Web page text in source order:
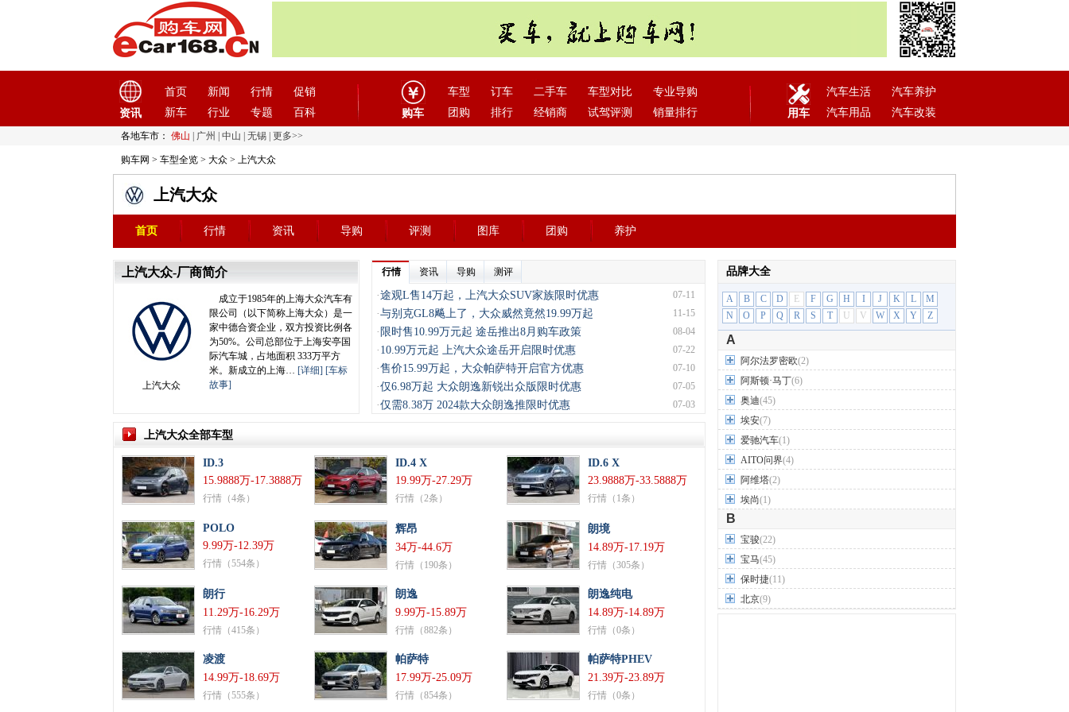
资讯
首页 新闻 行情
促销
新车
行业 专题 百科 购车
车型 订车 二手车 车型对比
专业导购
团购
排行 经销商 试驾评测 销量排行 用车
汽车生活
汽车养护
汽车用品
汽车改装
各地车市： 佛山 广州 中山 无锡 更多>>
购车网 > 车型全览 > 大众 > 上汽大众
上汽大众
首页 行情 资讯 导购 评测 图库 团购 养护
上汽大众-厂商简介
上汽大众
成立于1985年的上海大众汽车有
限公司（以下简称上海大众）是一
家中德合资企业，双方投资比例各
为50%。公司总部位于上海安亭国
际汽车城，占地面积 333万平方
米。新成立的上海… [详细] [车标
故事]
行情 资讯 导购 测评
·途观L售14万起，上汽大众SUV家族限时优惠 07-11
·与别克GL8飚上了，大众威然竟然19.99万起 11-15
· 限时售10.99万元起 途岳推出8月购车政策 08-04
· 10.99万元起 上汽大众途岳开启限时优惠 07-22
·售价15.99万起，大众帕萨特开启官方优惠 07-10
·仅6.98万起 大众朗逸新锐出众版限时优惠 07-05
·仅需8.38万 2024款大众朗逸推限时优惠 07-03
上汽大众全部车型
ID.3
15.9888万-17.3888万
行情（4条）
ID.4 X
19.99万-27.29万
行情（2条）
ID.6 X
23.9888万-33.5888万
行情（1条）
POLO
9.99万-12.39万
行情（554条）
辉昂
34万-44.6万
行情（190条）
朗境
14.89万-17.19万
行情（305条）
朗行
11.29万-16.29万
行情（415条）
朗逸
9.99万-15.89万
行情（882条）
朗逸纯电
14.89万-14.89万
行情（0条）
凌渡
14.99万-18.69万
行情（555条）
帕萨特
17.99万-25.09万
行情（854条）
帕萨特PHEV
21.39万-23.89万
行情（0条）
品牌大全
A B C D E F G H I J K L
M
N
O P Q R S T U V W X Y Z
A
阿尔法罗密欧(2)
阿斯顿·马丁(6)
奥迪(45)
埃安(7)
爱驰汽车(1)
AITO问界(4)
阿维塔(2)
埃尚(1)
B
宝骏(22)
宝马(45)
保时捷(11)
北京(9)